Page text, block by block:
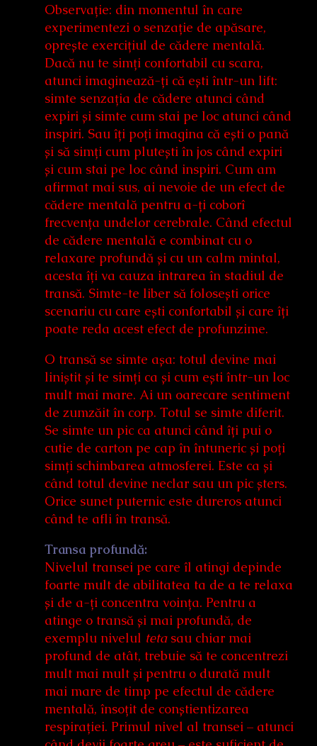
Observație: din momentul în care
experimentezi o senzație de apăsare,
oprește exercițiul de cădere mentală.
Dacă nu te simți confortabil cu scara,
atunci imaginează-ți că ești într-un lift:
simte senzația de cădere atunci când
expiri și simte cum stai pe loc atunci când
inspiri. Sau îți poți imagina că ești o pană
și să simți cum plutești în jos când expiri
și cum stai pe loc când inspiri. Cum am
afirmat mai sus, ai nevoie de un efect de
cădere mentală pentru a-ți coborî
frecvența undelor cerebrale. Când efectul
de cădere mentală e combinat cu o
relaxare profundă și cu un calm mintal,
acesta îți va cauza intrarea în stadiul de
transă. Simte-te liber să folosești orice
scenariu cu care ești confortabil și care îți
poate reda acest efect de profunzime.
O transă se simte așa: totul devine mai
liniștit și te simți ca și cum ești într-un loc
mult mai mare. Ai un oarecare sentiment
de zumzăit în corp. Totul se simte diferit.
Se simte un pic ca atunci când îți pui o
cutie de carton pe cap în întuneric și poți
simți schimbarea atmosferei. Este ca și
când totul devine neclar sau un pic șters.
Orice sunet puternic este dureros atunci
când te afli în transă.
Transa profundă:
Nivelul transei pe care îl atingi depinde
foarte mult de abilitatea ta de a te relaxa
și de a-ți concentra voința. Pentru a
atinge o transă și mai profundă, de
exemplu nivelul tetasau chiar mai
profund de atât, trebuie să te concentrezi
mult mai mult și pentru o durată mult
mai mare de timp pe efectul de cădere
mentală, însoțit de conștientizarea
respirației. Primul nivel al transei – atunci